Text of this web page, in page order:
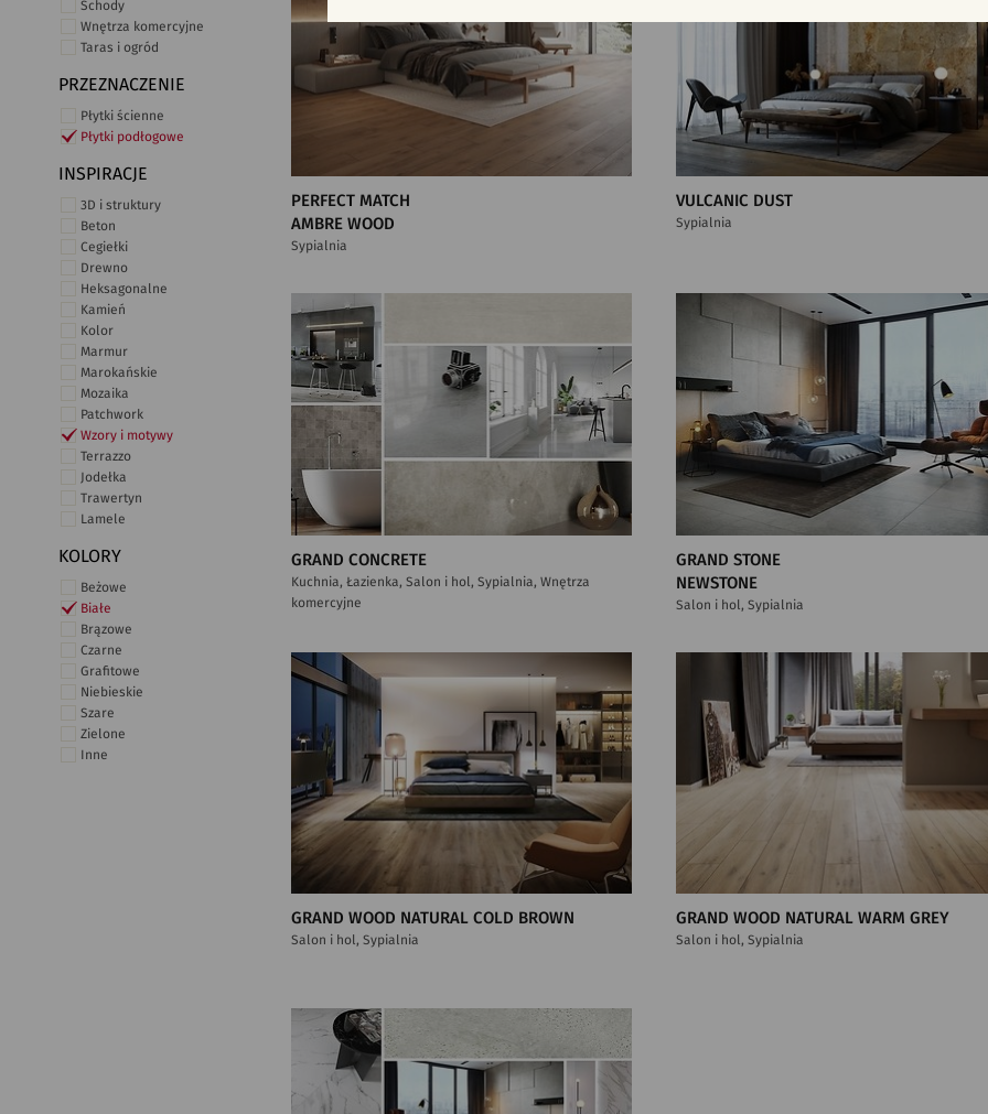
Schody
Wnętrza komercyjne
Taras i ogród
PRZEZNACZENIE
Płytki ścienne
Płytki podłogowe
INSPIRACJE
3D i struktury
Beton
Cegiełki
Drewno
Heksagonalne
Kamień
Kolor
Marmur
Marokańskie
Mozaika
Patchwork
Wzory i motywy
Terrazzo
Jodełka
Trawertyn
Lamele
KOLORY
Beżowe
Białe
Brązowe
Czarne
Grafitowe
Niebieskie
Szare
Zielone
Inne
PERFECT MATCH
AMBRE WOOD
Sypialnia
VULCANIC DUST
Sypialnia
GRAND CONCRETE
Kuchnia, Łazienka, Salon i hol, Sypialnia, Wnętrza
komercyjne
GRAND STONE
NEWSTONE
Salon i hol, Sypialnia
GRAND WOOD NATURAL COLD BROWN
Salon i hol, Sypialnia
GRAND WOOD NATURAL WARM GREY
Salon i hol, Sypialnia